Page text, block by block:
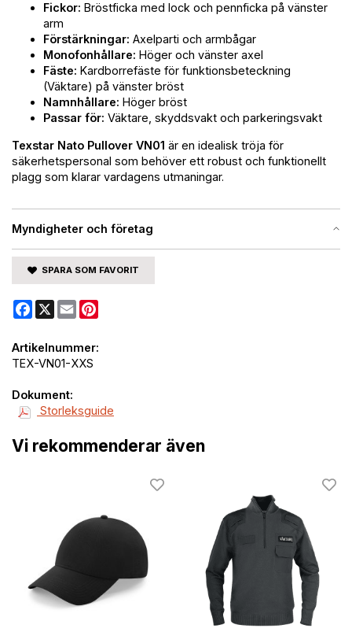
Myndigheter och företag
Fickor: Bröstficka med lock och pennficka på vänster
arm
Förstärkningar: Axelparti och armbågar
Monofonhållare: Höger och vänster axel
Fäste: Kardborrefäste för funktionsbeteckning
(Väktare) på vänster bröst
Namnhållare: Höger bröst
Passar för: Väktare, skyddsvakt och parkeringsvakt
Texstar Nato Pullover VN01 är en idealisk tröja för
säkerhetspersonal som behöver ett robust och funktionellt
plagg som klarar vardagens utmaningar.
SPARA SOM FAVORIT
Facebook
X Email
Artikelnummer:
TEX-VN01-XXS
Dokument:
Storleksguide
Vi rekommenderar även